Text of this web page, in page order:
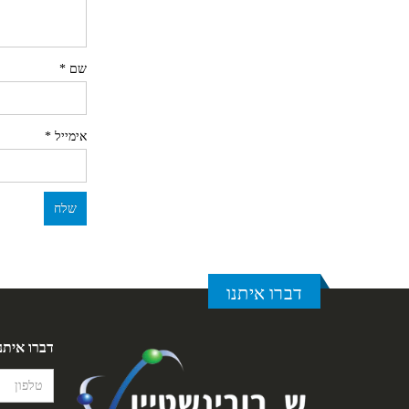
שם*
אימייל*
דברו איתנו
דברו